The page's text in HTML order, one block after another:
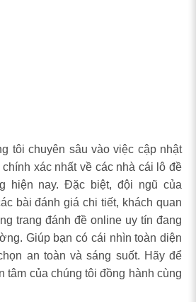
tôi chuyên sâu vào việc cập nhật
xác nhất về các nhà cái lô đề
hiện nay. Đặc biệt, đội ngũ của
bài đánh giá chi tiết, khách quan
trang đánh đề online uy tín đang
Giúp bạn có cái nhìn toàn diện
an toàn và sáng suốt. Hãy để
tâm của chúng tôi đồng hành cùng